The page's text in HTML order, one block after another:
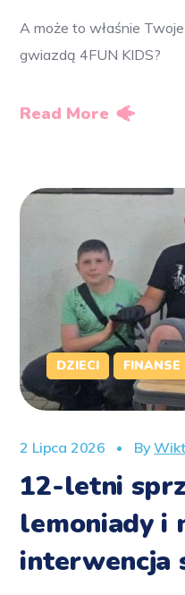
A może to właśnie
gwiazdą 4FUN KIDS?
Read More
DZIECI FINANSE
2 Lipca 2026 By
12-letni
lemoniady i
interwencja